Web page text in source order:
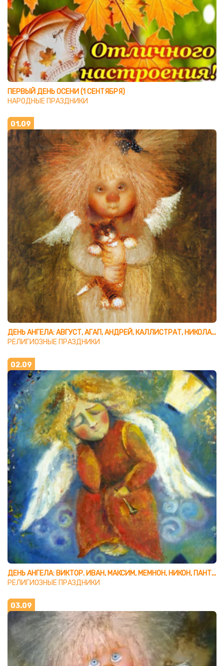
ПЕРВЫЙ ДЕНЬ ОСЕНИ (1 СЕНТЯБРЯ)
НАРОДНЫЕ ПРАЗДНИКИ
01.09
ДЕНЬ АНГЕЛА: АВГУСТ, АГАП, АНДРЕЙ, КАЛЛИСТРАТ, НИКОЛАЙ, ПИТИРИМ, ТИМОФЕЙ, ФЕКЛА, ФЕОФАН
РЕЛИГИОЗНЫЕ ПРАЗДНИКИ
02.09
ДЕНЬ АНГЕЛА: ВИКТОР. ИВАН, МАКСИМ, МЕМНОН, НИКОН, ПАНТЕЛЕЙМОН, СЕРАФИМА, ТИМОФЕЙ, ФЕДОР
РЕЛИГИОЗНЫЕ ПРАЗДНИКИ
03.09